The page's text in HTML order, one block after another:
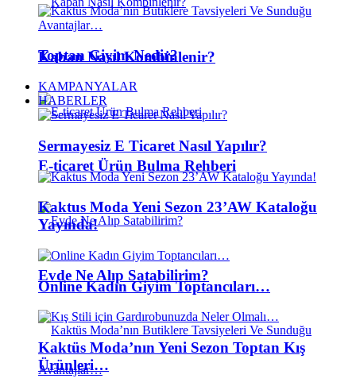
Kaban Nasıl Kombinlenir?
E-ticaret Ürün Bulma Rehberi
Evde Ne Alıp Satabilirim?
Toptan Giyim Nedir?
KAMPANYALAR
HABERLER
Sermayesiz E Ticaret Nasıl Yapılır?
Kaktus Moda Yeni Sezon 23’AW Kataloğu
Yayında!
Online Kadın Giyim Toptancıları…
Kaktüs Moda’nın Yeni Sezon Toptan Kış
Ürünleri…